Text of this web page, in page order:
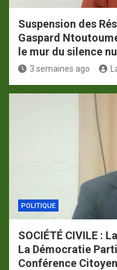
Suspension des
Gaspard
le mur du silence
3 semaines ago
POLITIQUE
SOCIÉTÉ CIVILE :
La Démocratie
Conférence